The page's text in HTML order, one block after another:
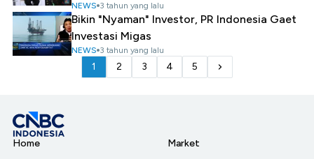
NEWS 3 tahun yang lalu
Bikin "Nyaman" Investor, PR Indonesia Gaet
Investasi Migas
NEWS 3 tahun yang lalu
1 2 3 4 5
Home
Market